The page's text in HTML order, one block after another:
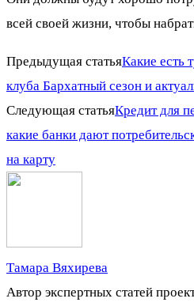
всей своей жизни, чтобы
Предыдущая статьяКакие есть
клуба Бархатный сезон и
Следующая статьяКредит для
какие банки дают
на карту
Тамара Вяхирева
Автор экспертных статей